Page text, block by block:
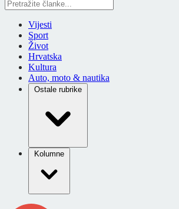
Vijesti
Sport
Život
Hrvatska
Kultura
Auto, moto & nautika
Ostale rubrike
Kolumne